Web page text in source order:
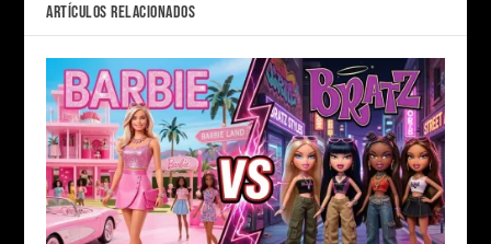
ARTÍCULOS RELACIONADOS